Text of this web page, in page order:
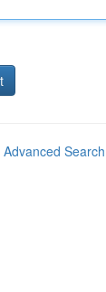
Advanced Search